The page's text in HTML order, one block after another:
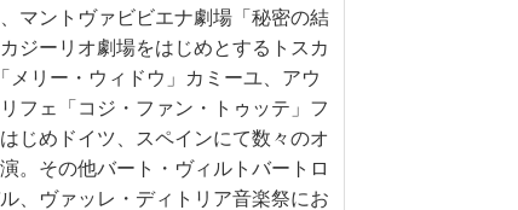
マントヴァビビエナ劇場「秘密の結
ジーリオ劇場をはじめとするトスカ
メリー・ウィドウ」カミーユ、アウ
フェ「コジ・ファン・トゥッテ」フ
じめドイツ、スペインにて数々のオ
。その他バート・ヴィルトバートロ
、ヴァッレ・ディトリア音楽祭にお